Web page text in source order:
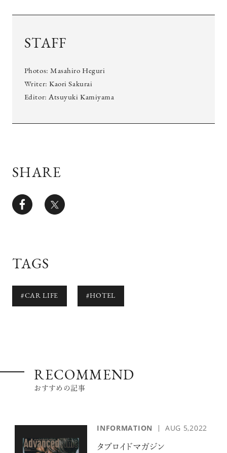
STAFF
Photos: Masahiro Heguri
Writer: Kaori Sakurai
Editor: Atsuyuki Kamiyama
SHARE
TAGS
#CAR LIFE #HOTEL
RECOMMEND
おすすめの記事
INFORMATION AUG 5,2022
タブロイドマガジン